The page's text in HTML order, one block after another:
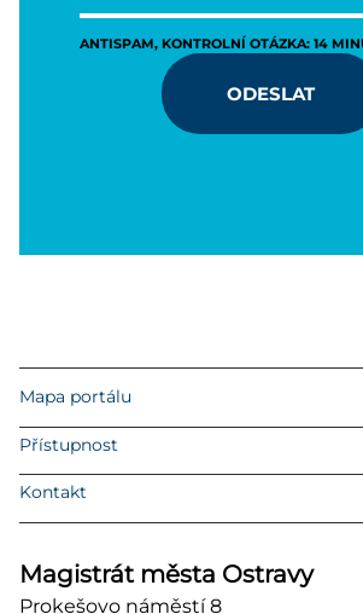
ANTISPAM, KONTROLNÍ OTÁZKA: 14
ODESLAT
Mapa portálu
Přístupnost
Kontakt
Magistrát města Ostravy
Prokešovo náměstí 8